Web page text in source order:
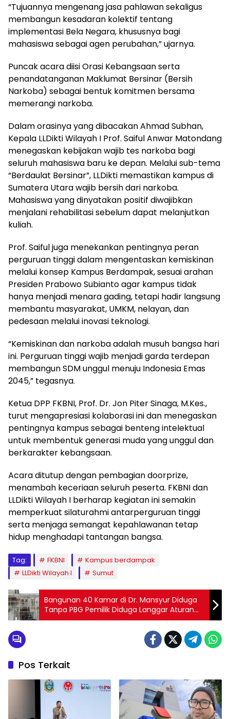
“Tujuannya mengenang jasa pahlawan sekaligus
membangun kesadaran kolektif tentang
implementasi Bela Negara, khususnya bagi
mahasiswa sebagai agen perubahan,” ujarnya.
Puncak acara diisi Orasi Kebangsaan serta
penandatanganan Maklumat Bersinar (Bersih
Narkoba) sebagai bentuk komitmen bersama
memerangi narkoba.
Dalam orasinya yang dibacakan Ahmad Subhan,
Kepala LLDikti Wilayah I Prof. Saiful Anwar Matondang
menegaskan kebijakan wajib tes narkoba bagi
seluruh mahasiswa baru ke depan. Melalui sub-tema
“Berdaulat Bersinar”, LLDikti memastikan kampus di
Sumatera Utara wajib bersih dari narkoba.
Mahasiswa yang dinyatakan positif diwajibkan
menjalani rehabilitasi sebelum dapat melanjutkan
kuliah.
Prof. Saiful juga menekankan pentingnya peran
perguruan tinggi dalam mengentaskan kemiskinan
melalui konsep Kampus Berdampak, sesuai arahan
Presiden Prabowo Subianto agar kampus tidak
hanya menjadi menara gading, tetapi hadir langsung
membantu masyarakat, UMKM, nelayan, dan
pedesaan melalui inovasi teknologi.
“Kemiskinan dan narkoba adalah musuh bangsa hari
ini. Perguruan tinggi wajib menjadi garda terdepan
membangun SDM unggul menuju Indonesia Emas
2045,” tegasnya.
Ketua DPP FKBNI, Prof. Dr. Jon Piter Sinaga, M.Kes.,
turut mengapresiasi kolaborasi ini dan menegaskan
pentingnya kampus sebagai benteng intelektual
untuk membentuk generasi muda yang unggul dan
berkarakter kebangsaan.
Acara ditutup dengan pembagian doorprize,
menambah keceriaan seluruh peserta. FKBNI dan
LLDikti Wilayah I berharap kegiatan ini semakin
memperkuat silaturahmi antarperguruan tinggi
serta menjaga semangat kepahlawanan tetap
hidup menghadapi tantangan bangsa.
Tag: FKBNI
Kampus berdampak
LLDikti Wilayah l
Sumut
Bangunan 40 Kamar di Dr. Mansyur Diduga
Tanpa PBG Pemilik Diduga Langgar Aturan
Hukum
Pos Terkait